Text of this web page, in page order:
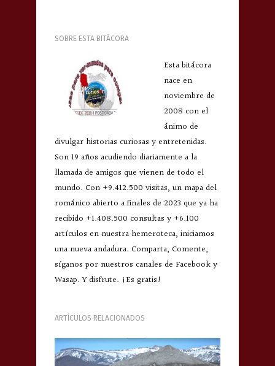
SOBRE ESTA BITÁCORA
Esta bitácora
nace en
noviembre de
2008 con el
ánimo de
divulgar historias curiosas y entretenidas.
Son 19 años acudiendo diariamente a la
llamada de amigos que vienen de todo el
mundo. Con +9.412.500 visitas, un mapa del
románico abierto a finales de 2023 que ya ha
recibido +1.408.500 consultas y +6.100
artículos en nuestra hemeroteca, iniciamos
una nueva andadura. Comparta, Comente,
síganos por nuestros canales de Facebook y
Wasap. Y disfrute. ¡Es gratis!
ARTÍCULOS RELACIONADOS